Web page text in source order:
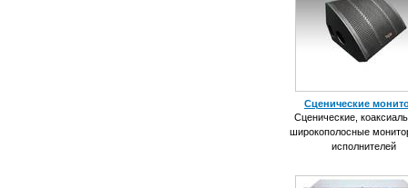
Сценические
Сценические,
широкополосные
исполнителей